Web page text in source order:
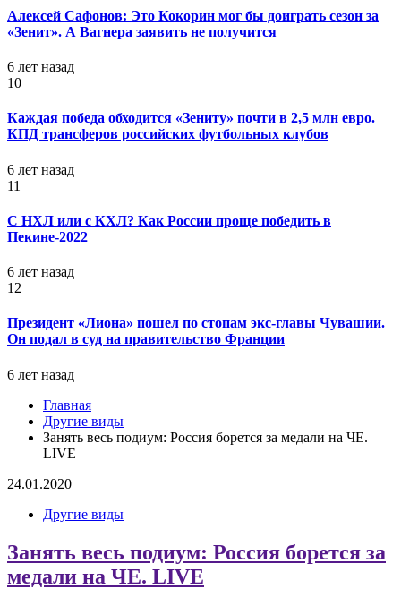
Алексей Сафонов: Это Кокорин мог бы доиграть сезон за
«Зенит». А Вагнера заявить не получится
6 лет назад
10
Каждая победа обходится «Зениту» почти в 2,5 млн евро.
КПД трансферов российских футбольных клубов
6 лет назад
11
С НХЛ или с КХЛ? Как России проще победить в
Пекине-2022
6 лет назад
12
Президент «Лиона» пошел по стопам экс-главы Чувашии.
Он подал в суд на правительство Франции
6 лет назад
Главная
Другие виды
Занять весь подиум: Россия борется за медали на ЧЕ.
LIVE
24.01.2020
Другие виды
Занять весь подиум: Россия борется за
медали на ЧЕ. LIVE